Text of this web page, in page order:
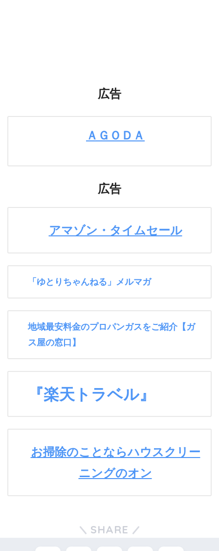
広告
ＡＧＯＤＡ
広告
アマゾン・タイムセール
「ゆとりちゃんねる」メルマガ
地域最安料金のプロパンガスをご紹介【ガ
ス屋の窓口】
『楽天トラベル』
お掃除のことならハウスクリー
ニングのオン
SHARE